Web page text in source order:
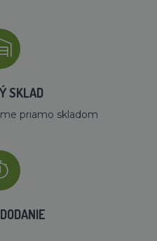
SKLAD
priamo skladom